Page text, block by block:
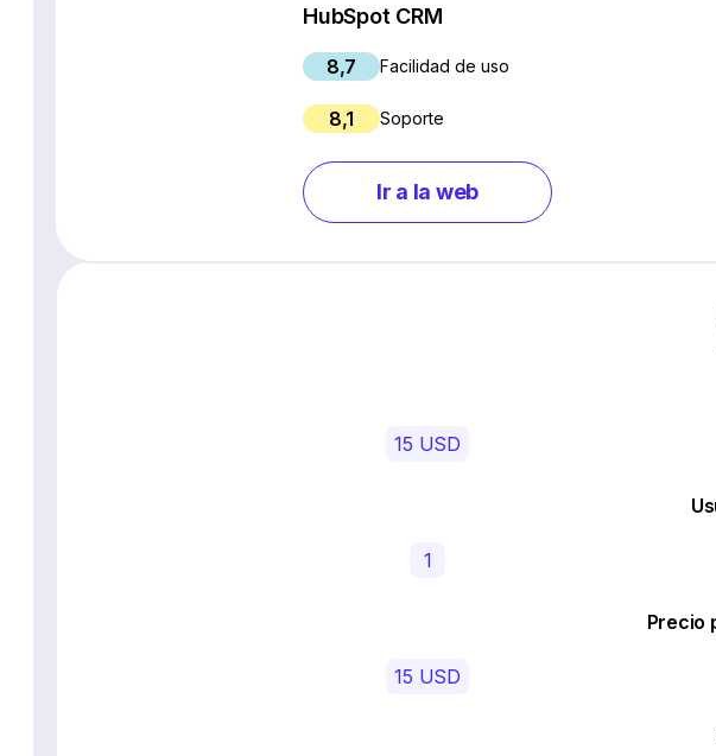
HubSpot CRM
8,7 Facilidad de uso
8,1 Soporte
Ir a la web
15 USD
1
Precio
15 USD